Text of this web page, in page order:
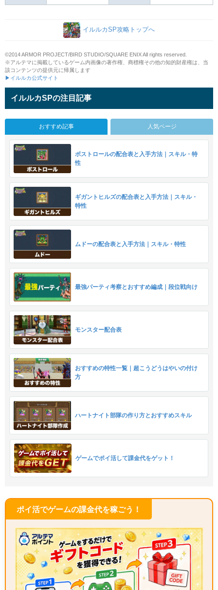
イルルカSP攻略トップへ
©2014 ARMOR PROJECT/BIRD STUDIO/SQUARE ENIX All rights reserved.
※アルテマに掲載しているゲーム内画像の著作権、商標権その他の知的財産権は、当
該コンテンツの提供元に帰属します
▶イルルカ公式サイト
イルルカSPの注目記事
おすすめ記事 人気ページ
ボストロールの配合表と入手方法｜スキル・特
性
ギガントヒルズの配合表と入手方法｜スキル・
特性
ムドーの配合表と入手方法｜スキル・特性
最強パーティ考察とおすすめ編成｜段位戦向け
モンスター配合表
おすすめの特性一覧｜超こうどうはやいの付け
方
ハートナイト部隊の作り方とおすすめスキル
ゲームでポイ活して課金代をゲット！
ポイ活でゲームの課金代を稼ごう！